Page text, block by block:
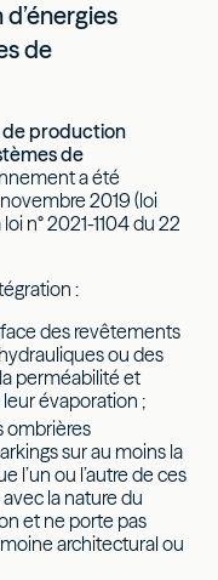
de
production
de
a été
2019 (loi
n° 2021-1104 du 22
:
des revêtements
ou des
perméabilité et
leur évaporation ;
ombrières
sur au moins la
l’un ou l’autre de ces
la nature du
et ne porte pas
architectural ou